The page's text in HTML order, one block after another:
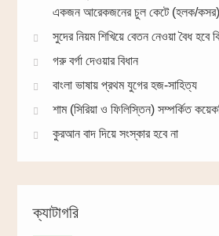
একজন আরেকজনের চুল কেটে (হলক/কসর)
সুদের নিয়ম শিখিয়ে বেতন নেওয়া বৈধ হবে
গরু বর্গা দেওয়ার বিধান
বাংলা ভাষায় প্রথম যুগের হজ-সাহিত্য
শাম (সিরিয়া ও ফিলিস্তিন) সম্পর্কিত
কুরআন বাদ দিয়ে সংস্কার হবে না
ক্যাটাগরি